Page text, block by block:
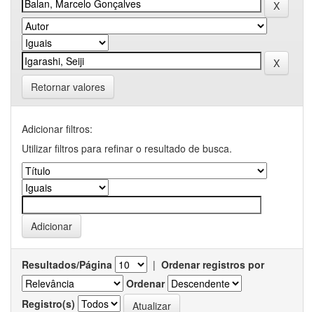
Retornar valores
Adicionar filtros:
Utilizar filtros para refinar o resultado de busca.
Resultados/Página | Ordenar registros por
Ordenar
Registro(s)